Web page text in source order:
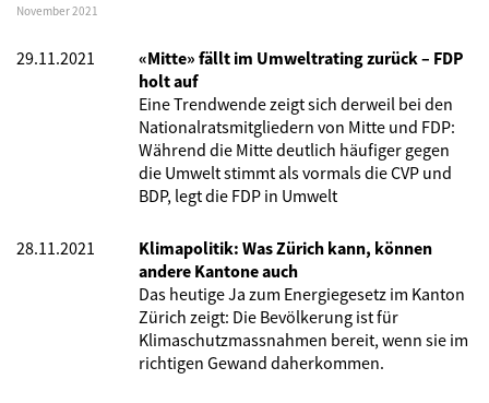
November 2021
29.11.2021
«Mitte» fällt im Umweltrating zurück – FDP
holt auf
Eine Trendwende zeigt sich derweil bei den
Nationalratsmitgliedern von Mitte und FDP:
Während die Mitte deutlich häufiger gegen
die Umwelt stimmt als vormals die CVP und
BDP, legt die FDP in Umwelt
28.11.2021
Klimapolitik: Was Zürich kann, können
andere Kantone auch
Das heutige Ja zum Energiegesetz im Kanton
Zürich zeigt: Die Bevölkerung ist für
Klimaschutzmassnahmen bereit, wenn sie im
richtigen Gewand daherkommen.